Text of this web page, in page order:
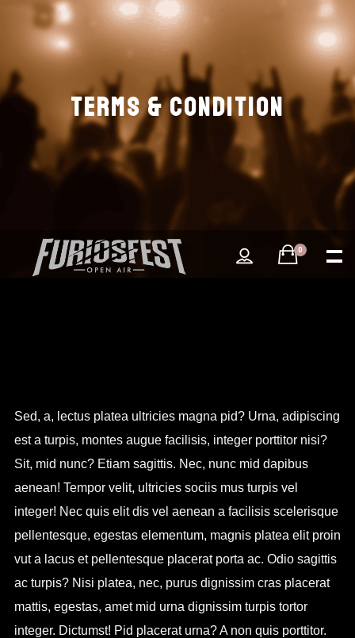
0
TERMS & CONDITION
Sed, a, lectus platea ultricies magna pid? Urna, adipiscing
est a turpis, montes augue facilisis, integer porttitor nisi?
Sit, mid nunc? Etiam sagittis. Nec, nunc mid dapibus
aenean! Tempor velit, ultricies sociis mus turpis vel
integer! Nec quis elit dis vel aenean a facilisis scelerisque
pellentesque, egestas elementum, magnis platea elit proin
vut a lacus et pellentesque placerat porta ac. Odio sagittis
ac turpis? Nisi platea, nec, purus dignissim cras placerat
mattis, egestas, amet mid urna dignissim turpis tortor
integer. Dictumst! Pid placerat urna? A non quis porttitor.